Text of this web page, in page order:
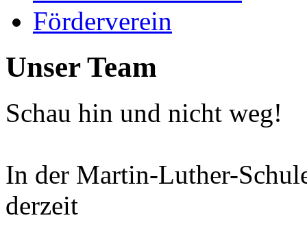
Förderverein
Unser Team
Schau hin und nicht weg!
In der Martin-Luther-
derzeit